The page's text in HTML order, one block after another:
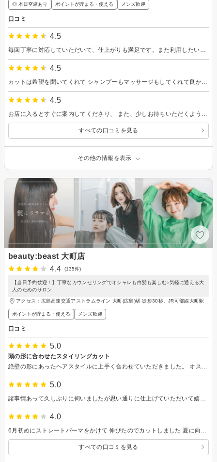
◎ 本日空席あり ポイントが貯まる・使える メンズ歓迎
口コミ
4.5
4.5
カットは希望を聞いてくれて シャンプーもマッサージもしてくれて良かったです
4.5
すべての口コミを見る
その他の情報を表示
beauty:beast 大町店
4.4
(135件)
【当日予約歓迎！】丁寧なカウンセリングでオシャレも白髪も楽しむ♪気軽に通える大
人のためのサロン
アクセス：広島高速交通アストラムライン 大町(広島)駅 徒歩30秒、JR可部線大町駅
ポイントが貯まる・使える メンズ歓迎
口コミ
5.0
頭の形に合わせたスタイリングカット
5.0
4.0
すべての口コミを見る